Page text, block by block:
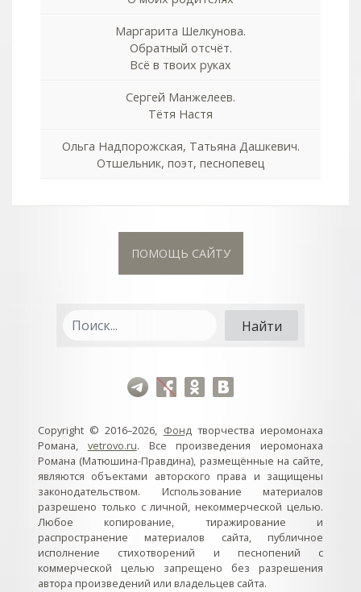
Маргарита Шелкунова.
Обратный отсчёт.
Всё в твоих руках
Сергей Манжелеев.
Тётя Настя
Ольга Надпорожская, Татьяна Дашкевич.
Отшельник, поэт, песнопевец
ПОМОЩЬ САЙТУ
Copyright © 2016–2026, Фондтворчества иеромонаха
Романа, vetrovo.ru. Все произведения иеромонаха
Романа (Матюшина-Правдина), размещённые на сайте,
являются объектами авторского права и защищены
законодательством. Использование материалов
разрешено только с личной, некоммерческой целью.
Любое копирование, тиражирование и
распространение материалов сайта, публичное
исполнение стихотворений и песнопений с
коммерческой целью запрещено без разрешения
автора произведений или владельцев сайта.